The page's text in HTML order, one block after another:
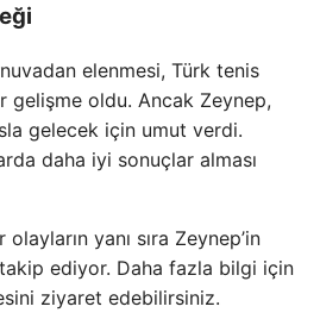
elenmesi, Türk tenis
gelişme oldu. Ancak Zeynep,
gelecek için umut verdi.
daha iyi sonuçlar alması
yanı sıra Zeynep’in
ediyor. Daha fazla bilgi için
ziyaret edebilirsiniz.